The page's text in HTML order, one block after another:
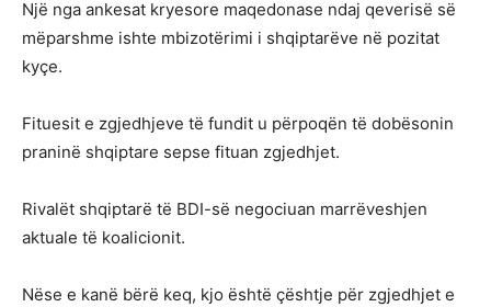
Një nga ankesat kryesore maqedonase ndaj qeverisë së
mëparshme ishte mbizotërimi i shqiptarëve në pozitat
kyçe.
Fituesit e zgjedhjeve të fundit u përpoqën të dobësonin
praninë shqiptare sepse fituan zgjedhjet.
Rivalët shqiptarë të BDI-së negociuan marrëveshjen
aktuale të koalicionit.
Nëse e kanë bërë keq, kjo është çështje për zgjedhjet e